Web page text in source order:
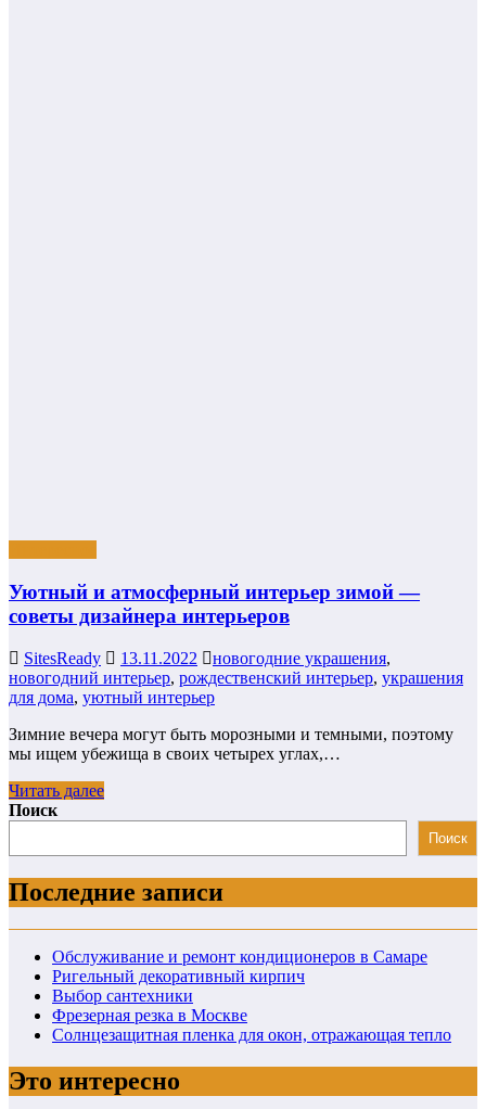
Уютный и атмосферный интерьер зимой —
советы дизайнера интерьеров
SitesReady 13.11.2022 новогодние украшения,
новогодний интерьер, рождественский интерьер, украшения
для дома, уютный интерьер
Зимние вечера могут быть морозными и темными, поэтому
мы ищем убежища в своих четырех углах,…
Читать далее
Поиск
Поиск
Последние записи
Обслуживание и ремонт кондиционеров в Самаре
Ригельный декоративный кирпич
Выбор сантехники
Фрезерная резка в Москве
Солнцезащитная пленка для окон, отражающая тепло
Это интересно